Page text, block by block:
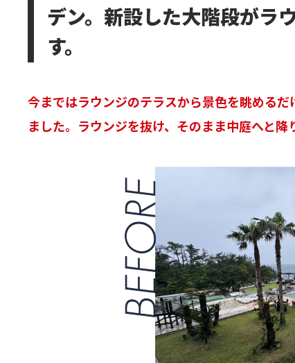
デン。新設した大階段がラ
す。
今まではラウンジのテラスから景色を眺める
ました。ラウンジを抜け、そのまま中庭へと降